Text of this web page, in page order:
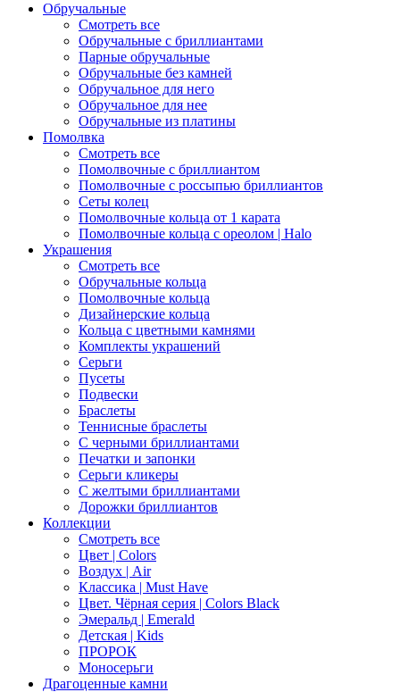
Обручальные
Смотреть все
Обручальные с бриллиантами
Парные обручальные
Обручальные без камней
Обручальное для него
Обручальное для нее
Обручальные из платины
Помолвка
Смотреть все
Помолвочные с бриллиантом
Помолвочные с россыпью бриллиантов
Сеты колец
Помолвочные кольца от 1 карата
Помолвочные кольца с ореолом | Halo
Украшения
Смотреть все
Обручальные кольца
Помолвочные кольца
Дизайнерские кольца
Кольца с цветными камнями
Комплекты украшений
Серьги
Пусеты
Подвески
Браслеты
Теннисные браслеты
C черными бриллиантами
Печатки и запонки
Серьги кликеры
С желтыми бриллиантами
Дорожки бриллиантов
Коллекции
Смотреть все
Цвет | Colors
Воздух | Air
Классика | Must Have
Цвет. Чёрная серия | Colors Black
Эмеральд | Emerald
Детская | Kids
ПРОРОК
Моносерьги
Драгоценные камни